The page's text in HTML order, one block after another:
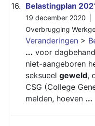
16. Belastingplan
19 december 2020 |
Overbrugging
Veranderingen >
... voor
niet-aangeboren
seksueel geweld,
CSG (College
melden, hoeven ...